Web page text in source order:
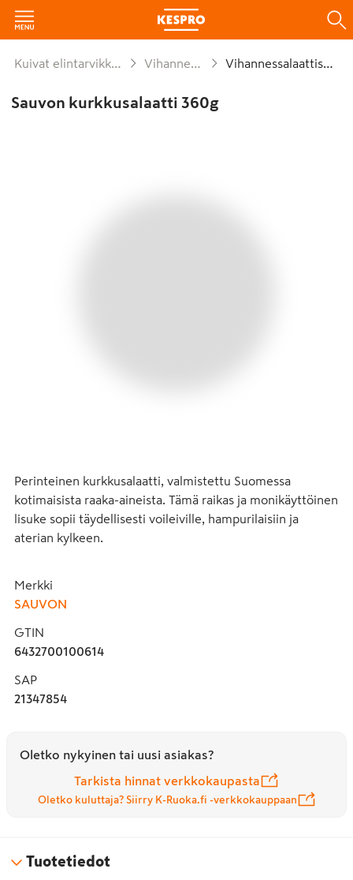
Kuivat elintarvikkeet ja säilykkeet Vihannessäilykkeet Vihannessalaattisäilyke
Sauvon kurkkusalaatti 360g
Perinteinen kurkkusalaatti, valmistettu Suomessa
kotimaisista raaka-aineista. Tämä raikas ja monikäyttöinen
lisuke sopii täydellisesti voileiville, hampurilaisiin ja
aterian kylkeen.
Merkki
SAUVON
GTIN
6432700100614
SAP
21347854
Oletko nykyinen tai uusi asiakas?
Tarkista hinnat verkkokaupasta
Oletko kuluttaja? Siirry K-Ruoka.fi -verkkokauppaan
Tuotetiedot